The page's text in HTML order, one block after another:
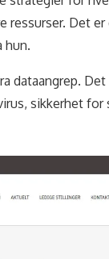
ressurser. Det
hun.
dataangrep.
sikkerhet